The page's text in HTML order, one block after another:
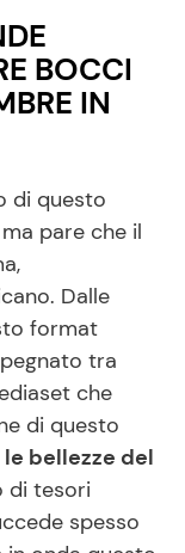
BOCCI
IN
di questo
pare che il
Dalle
format
tra
che
di questo
bellezze del
di tesori
spesso